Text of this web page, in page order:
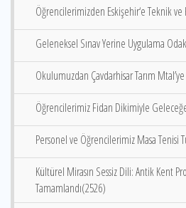
Öğrencilerimizden Eskişehir‘e Teknik
Geleneksel Sınav Yerine Uygulama
Okulumuzdan Çavdarhisar Tarım
Öğrencilerimiz Fidan Dikimiyle
Personel ve Öğrencilerimiz Masa Tenisi
Kültürel Mirasın Sessiz Dili: Antik Kent
Tamamlandı(2526)